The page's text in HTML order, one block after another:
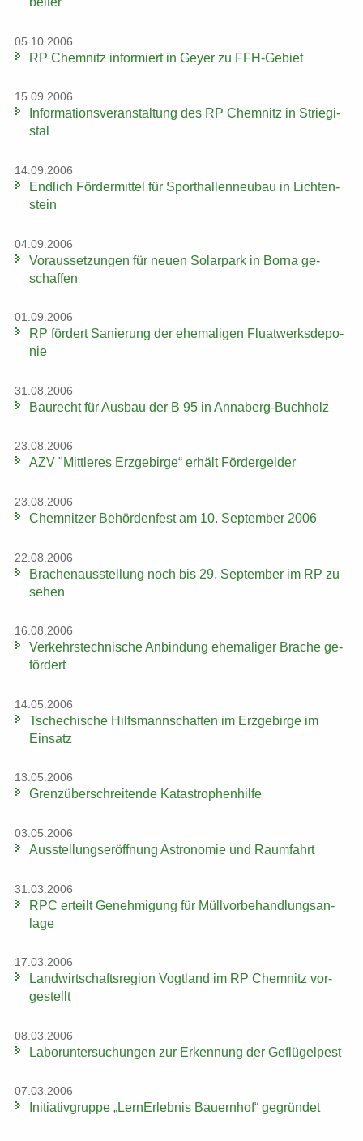
05.10.2006
RP Chem­nitz in­for­miert in Geyer zu FFH-​Gebiet
15.09.2006
In­for­ma­ti­ons­ver­an­stal­tung des RP Chem­nitz in Strie­gi­
stal
14.09.2006
End­lich För­der­mit­tel für Sport­hal­len­neu­bau in Lich­ten­
stein
04.09.2006
Vor­aus­set­zun­gen für neuen So­lar­park in Borna ge­
schaf­fen
01.09.2006
RP för­dert Sa­nie­rung der ehe­ma­li­gen Fluat­werks­de­po­
nie
31.08.2006
Bau­recht für Aus­bau der B 95 in Annaberg-​Buchholz
23.08.2006
AZV "Mitt­le­res Erz­ge­bir­ge“ er­hält För­der­gel­der
23.08.2006
Chem­nit­zer Be­hör­den­fest am 10. Sep­tem­ber 2006
22.08.2006
Bra­chen­aus­stel­lung noch bis 29. Sep­tem­ber im RP zu
sehen
16.08.2006
Ver­kehrs­tech­ni­sche An­bin­dung ehe­ma­li­ger Bra­che ge­
för­dert
14.05.2006
Tsche­chi­sche Hilfs­mann­schaf­ten im Erz­ge­bir­ge im
Ein­satz
13.05.2006
Grenz­über­schrei­ten­de Ka­ta­stro­phen­hil­fe
03.05.2006
Aus­stel­lungs­er­öff­nung As­tro­no­mie und Raum­fahrt
31.03.2006
RPC er­teilt Ge­neh­mi­gung für Müll­vor­be­hand­lungs­an­
la­ge
17.03.2006
Land­wirt­schafts­re­gi­on Vogt­land im RP Chem­nitz vor­
ge­stellt
08.03.2006
La­bor­un­ter­su­chun­gen zur Er­ken­nung der Ge­flü­gel­pest
07.03.2006
In­itia­tiv­grup­pe „Lern­Erleb­nis Bau­ern­hof“ ge­grün­det